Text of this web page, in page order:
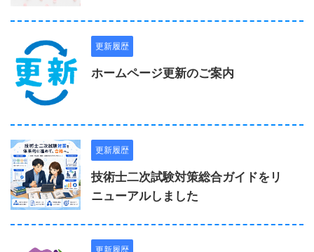
更新履歴
ホームページ更新のご案内
更新履歴
技術士二次試験対策総合ガイドをリ
ニューアルしました
更新履歴